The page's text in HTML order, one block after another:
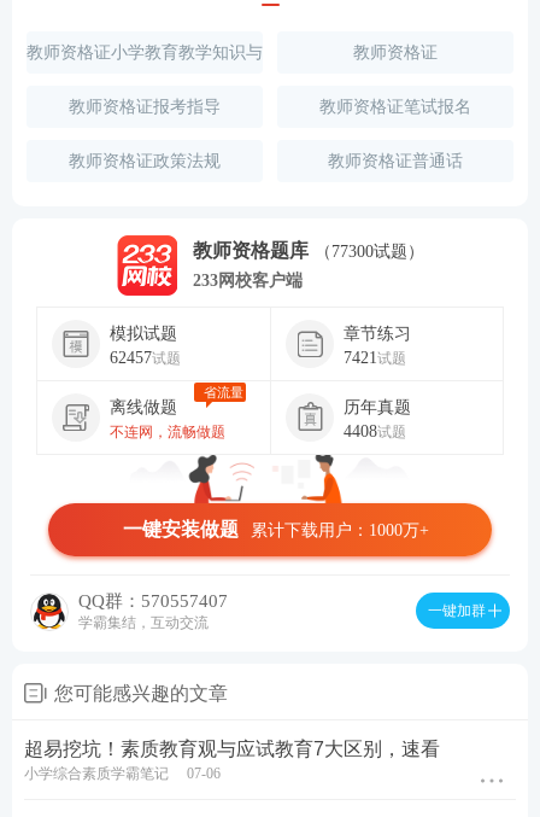
教师资格证小学教育教学知识与
能力学霸笔记
教师资格证
教师资格证报考指导 教师资格证笔试报名
教师资格证政策法规 教师资格证普通话
教师资格题库
（77300试题）
233网校客户端
模拟试题
62457试题
章节练习
7421 试题
离线做题
不连网，流畅做题
省流量
历年真题
4408试题
一键安装做题 累计下载用户：1000万+
QQ群：570557407
学霸集结，互动交流
一键加群
您可能感兴趣的文章
超易挖坑！素质教育观与应试教育7大区别，速看
小学综合素质学霸笔记 07-06